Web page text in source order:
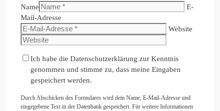
Name
E-
Mail-Adresse
Website
Ich habe die Datenschutzerklärung zur Kenntnis
genommen und stimme zu, dass meine Eingaben
gespeichert werden.
Durch Abschicken des Formulares wird dein Name, E-Mail-Adresse und
eingegebene Text in der Datenbank gespeichert. Für weitere Informationen